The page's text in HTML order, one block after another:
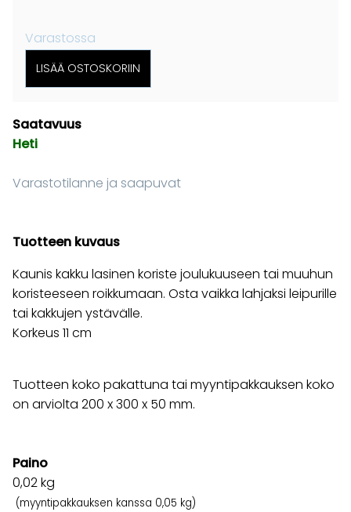
Varastossa
Saatavuus
Heti
Varastotilanne ja saapuvat
Tuotteen kuvaus
Kaunis kakku lasinen koriste joulukuuseen tai muuhun
koristeeseen roikkumaan. Osta vaikka lahjaksi leipurille
tai kakkujen ystävälle.
Korkeus 11 cm
Tuotteen koko pakattuna tai myyntipakkauksen koko
on arviolta 200 x 300 x 50 mm.
Paino
0,02kg
(myyntipakkauksen kanssa 0,05 kg)